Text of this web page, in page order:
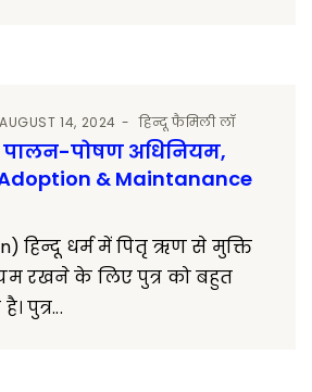
AUGUST 14, 2024 हिन्दू फैमिली लॉ
पालन-पोषण अधिनियम,
& Maintanance
हिन्दू धर्म में पितृ ऋण से मुक्ति
रखने के लिए पुत्र को बहुत
पुत्र...